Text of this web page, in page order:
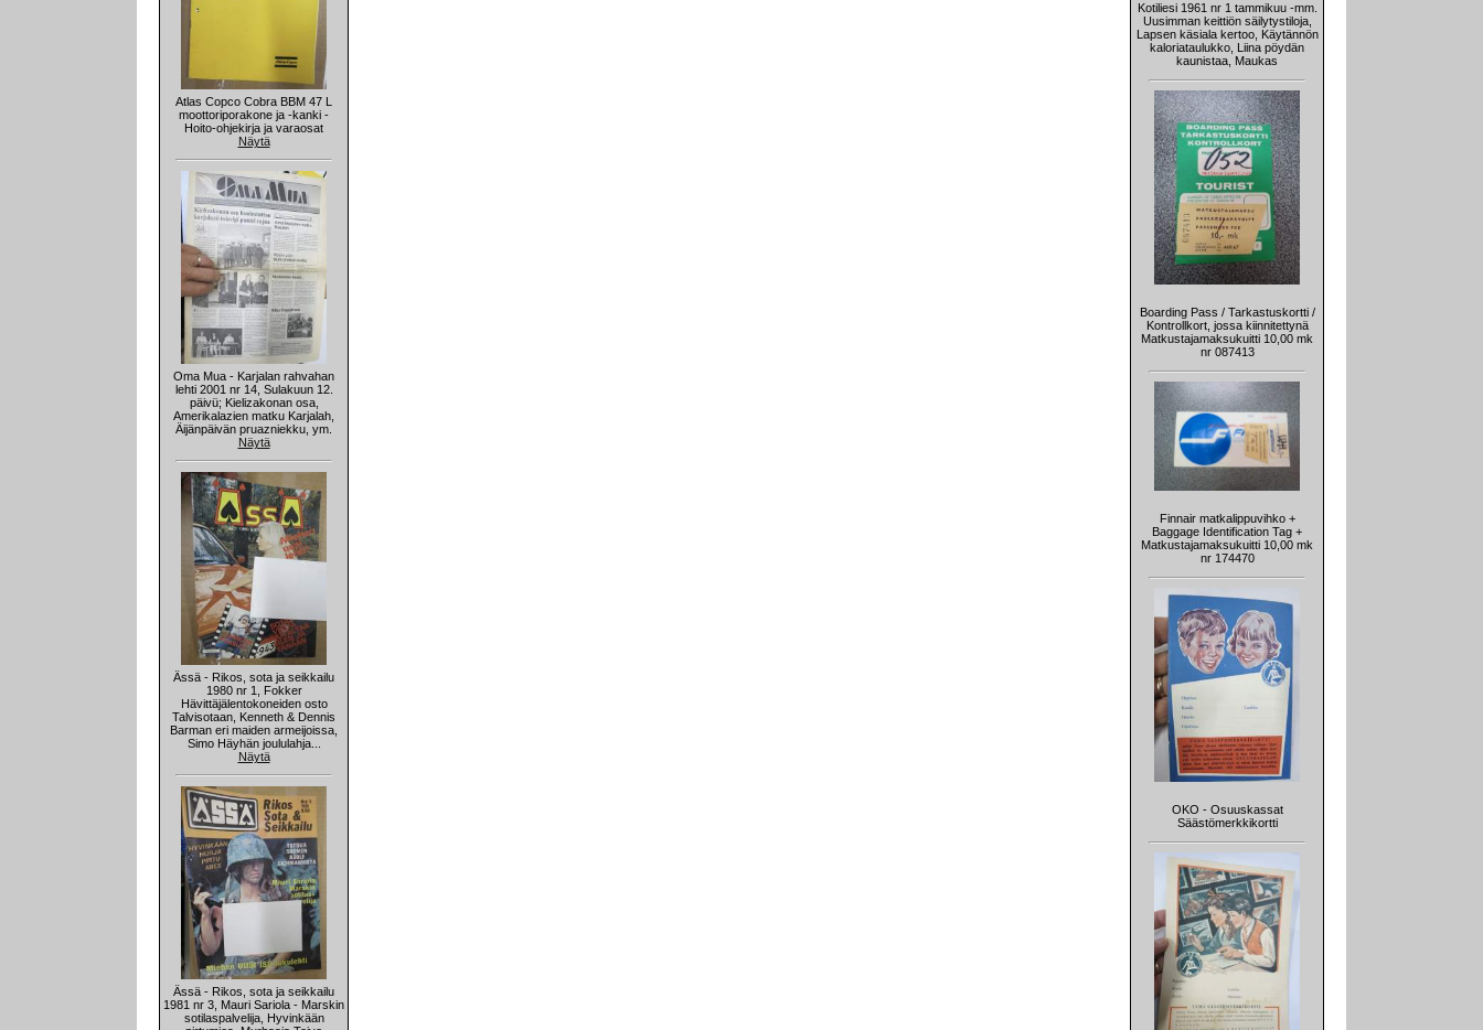
Atlas Copco Cobra BBM 47 L
moottoriporakone ja -kanki -
Hoito-ohjekirja ja varaosat
Näytä
Oma Mua - Karjalan rahvahan
lehti 2001 nr 14, Sulakuun 12.
päivü; Kielizakonan osa,
Amerikalazien matku Karjalah,
Äijänpäivän pruazniekku, ym.
Näytä
Ässä - Rikos, sota ja seikkailu
1980 nr 1, Fokker
Hävittäjälentokoneiden osto
Talvisotaan, Kenneth & Dennis
Barman eri maiden armeijoissa,
Simo Häyhän joululahja...
Näytä
Ässä - Rikos, sota ja seikkailu
1981 nr 3, Mauri Sariola - Marskin
sotilaspalvelija, Hyvinkään
Kotiliesi 1961 nr 1 tammikuu -mm.
Uusimman keittiön säilytystiloja,
Lapsen käsiala kertoo, Käytännön
kaloriataulukko, Liina pöydän
kaunistaa, Maukas
Boarding Pass / Tarkastuskortti /
Kontrollkort, jossa kiinnitettynä
Matkustajamaksukuitti 10,00 mk
nr 087413
Finnair matkalippuvihko +
Baggage Identification Tag +
Matkustajamaksukuitti 10,00 mk
nr 174470
OKO - Osuuskassat
Säästömerkkikortti